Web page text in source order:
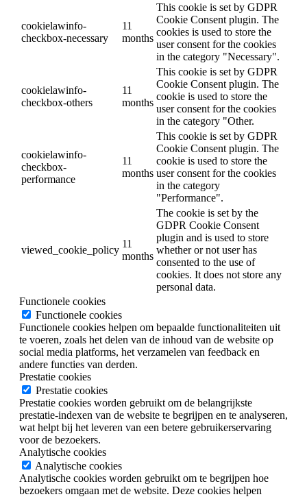
cookielawinfo-
checkbox-necessary
11
months
This cookie is set by GDPR
Cookie Consent plugin. The
cookies is used to store the
user consent for the cookies
in the category "Necessary".
cookielawinfo-
checkbox-others
11
months
This cookie is set by GDPR
Cookie Consent plugin. The
cookie is used to store the
user consent for the cookies
in the category "Other.
cookielawinfo-
checkbox-
performance
11
months
This cookie is set by GDPR
Cookie Consent plugin. The
cookie is used to store the
user consent for the cookies
in the category
"Performance".
viewed_cookie_policy
11
months
The cookie is set by the
GDPR Cookie Consent
plugin and is used to store
whether or not user has
consented to the use of
cookies. It does not store any
personal data.
Functionele cookies
Functionele cookies
Functionele cookies helpen om bepaalde functionaliteiten uit
te voeren, zoals het delen van de inhoud van de website op
social media platforms, het verzamelen van feedback en
andere functies van derden.
Prestatie cookies
Prestatie cookies
Prestatie cookies worden gebruikt om de belangrijkste
prestatie-indexen van de website te begrijpen en te analyseren,
wat helpt bij het leveren van een betere gebruikerservaring
voor de bezoekers.
Analytische cookies
Analytische cookies
Analytische cookies worden gebruikt om te begrijpen hoe
bezoekers omgaan met de website. Deze cookies helpen